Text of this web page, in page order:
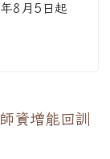
8月5日起
資增能回訓